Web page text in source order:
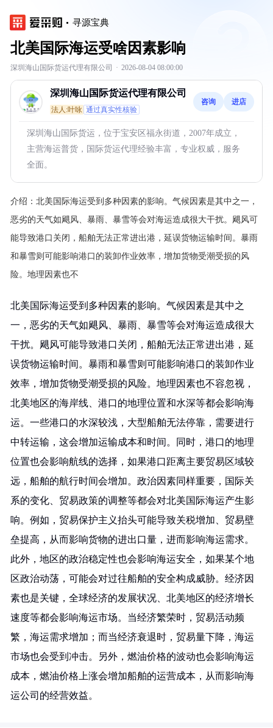
寻源宝典
北美国际海运受啥因素影响
深圳海山国际货运代理有限公司 · 2026-08-04 08:00:00
深圳海山国际货运代理有限公司
法人:叶咏 通过真实性核验
咨询 进店
深圳海山国际货运，位于宝安区福永街道，2007年成立，
主营海运普货，国际货运代理经验丰富，专业权威，服务
全面。
介绍： 北美国际海运受到多种因素的影响。气候因素是其中之一，
恶劣的天气如飓风、暴雨、暴雪等会对海运造成很大干扰。飓风可
能导致港口关闭，船舶无法正常进出港，延误货物运输时间。暴雨
和暴雪则可能影响港口的装卸作业效率，增加货物受潮受损的风
险。地理因素也不
北美国际海运受到多种因素的影响。气候因素是其中之
一，恶劣的天气如飓风、暴雨、暴雪等会对海运造成很大
干扰。飓风可能导致港口关闭，船舶无法正常进出港，延
误货物运输时间。暴雨和暴雪则可能影响港口的装卸作业
效率，增加货物受潮受损的风险。地理因素也不容忽视，
北美地区的海岸线、港口的地理位置和水深等都会影响海
运。一些港口的水深较浅，大型船舶无法停靠，需要进行
中转运输，这会增加运输成本和时间。同时，港口的地理
位置也会影响航线的选择，如果港口距离主要贸易区域较
远，船舶的航行时间会增加。政治因素同样重要，国际关
系的变化、贸易政策的调整等都会对北美国际海运产生影
响。例如，贸易保护主义抬头可能导致关税增加、贸易壁
垒提高，从而影响货物的进出口量，进而影响海运需求。
此外，地区的政治稳定性也会影响海运安全，如果某个地
区政治动荡，可能会对过往船舶的安全构成威胁。经济因
素也是关键，全球经济的发展状况、北美地区的经济增长
速度等都会影响海运市场。当经济繁荣时，贸易活动频
繁，海运需求增加；而当经济衰退时，贸易量下降，海运
市场也会受到冲击。另外，燃油价格的波动也会影响海运
成本，燃油价格上涨会增加船舶的运营成本，从而影响海
运公司的经营效益。